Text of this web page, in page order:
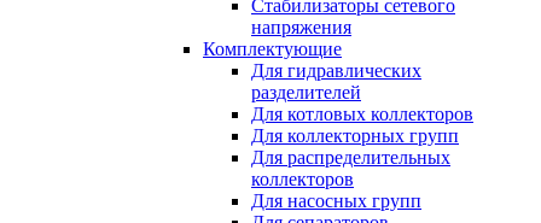
Стабилизаторы сетевого
напряжения
Комплектующие
Для гидравлических
разделителей
Для котловых коллекторов
Для коллекторных групп
Для распределительных
коллекторов
Для насосных групп